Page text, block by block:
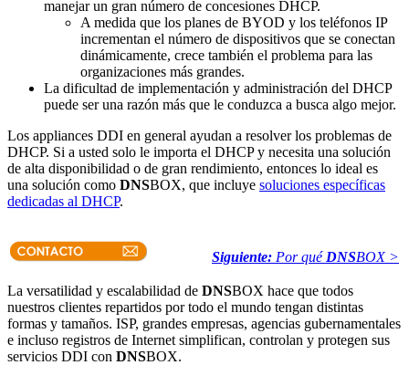
manejar un gran número de concesiones DHCP.
A medida que los planes de BYOD y los teléfonos IP
incrementan el número de dispositivos que se conectan
dinámicamente, crece también el problema para las
organizaciones más grandes.
La dificultad de implementación y administración del DHCP
puede ser una razón más que le conduzca a busca algo mejor.
Los appliances DDI en general ayudan a resolver los problemas de
DHCP. Si a usted solo le importa el DHCP y necesita una solución
de alta disponibilidad o de gran rendimiento, entonces lo ideal es
una solución como DNSBOX, que incluye soluciones específicas
dedicadas al DHCP.
Siguiente: Por qué DNSBOX >
La versatilidad y escalabilidad de DNSBOX hace que todos
nuestros clientes repartidos por todo el mundo tengan distintas
formas y tamaños. ISP, grandes empresas, agencias gubernamentales
e incluso registros de Internet simplifican, controlan y protegen sus
servicios DDI con DNSBOX.